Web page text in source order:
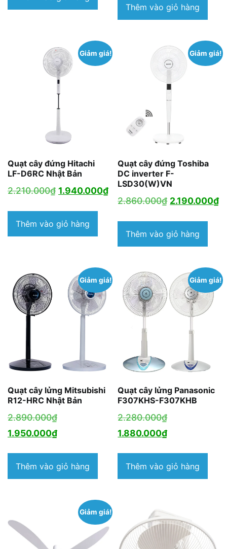
2.396.000₫.
Thêm vào giỏ hàng
Giảm giá!
Quạt cây đứng Hitachi
LF-D6RC Nhật Bản
2.210.000₫ Giá
là:
2.210.000₫.
1.940.000₫Giá
hiện
tại
Thêm vào giỏ hàng
Giảm giá!
Quạt cây đứng Toshiba
DC inverter F-
LSD30(W)VN
2.860.000₫ Giá
là:
2.860.000₫.
2.190.000₫
Thêm vào giỏ hàng
Giảm giá!
Quạt cây lửng Mitsubishi
R12-HRC Nhật Bản
2.890.000₫Giá
gốc
2.890.000₫.
1.950.000₫Giá
tại
là:
Thêm vào giỏ hàng
Giảm giá!
Quạt cây lửng Panasonic
F307KHS-F307KHB
2.280.000₫Giá
gốc
2.280.000₫.
1.880.000₫Giá
tại
là:
Thêm vào giỏ hàng
Giảm giá!